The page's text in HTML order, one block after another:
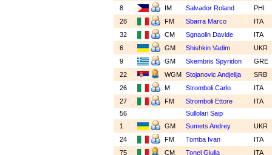
8
IM Salvador Roland
PHI
28
FM Sbarra Marco
ITA
32
CM Sgnaolin Davide
ITA
6
GM Shishkin Vadim
UKR
9
GM Skembris Spyridon
GRE
22
WGM Stojanovic Andjelija
SRB
26
M Stromboli Carlo
ITA
27
FM Stromboli Ettore
ITA
56
Sullolari Saip
1
GM Sumets Andrey
UKR
24
FM Tomba Ivan
ITA
75
CM Tonel Giulia
ITA